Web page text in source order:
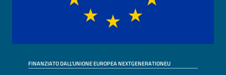
FINANZIATO DALL'UNIONE EUROPEA NEXTGENERATIONEU